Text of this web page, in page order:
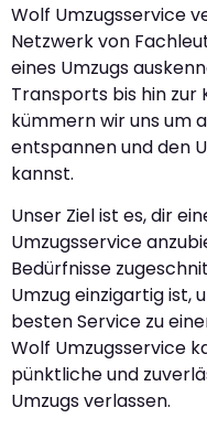
Wolf Umzugsservice
Netzwerk von
eines Umzugs
Transports bis hin
kümmern wir uns um
entspannen und den
kannst.
Unser Ziel ist es, dir
Umzugsservice
Bedürfnisse
Umzug einzigartig ist,
besten Service zu
Wolf Umzugsservice
pünktliche und
Umzugs verlassen.